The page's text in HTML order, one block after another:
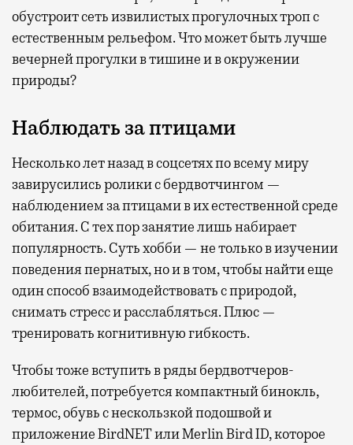
обустроит сеть извилистых прогулочных троп с
естественным рельефом. Что может быть лучше
вечерней прогулки в тишине и в окружении
природы?
Наблюдать за птицами
Несколько лет назад в соцсетях по всему миру
завирусились ролики с бердвотчингом —
наблюдением за птицами в их естественной среде
обитания. С тех пор занятие лишь набирает
популярность. Суть хобби — не только в изучении
поведения пернатых, но и в том, чтобы найти еще
один способ взаимодействовать с природой,
снимать стресс и расслабляться. Плюс —
тренировать когнитивную гибкость.
Чтобы тоже вступить в ряды бердвотчеров-
любителей, потребуется компактный бинокль,
термос, обувь с нескользкой подошвой и
приложение BirdNET или Merlin Bird ID, которое